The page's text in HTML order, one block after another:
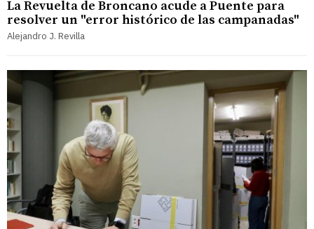
La Revuelta de Broncano acude a Puente para
resolver un "error histórico de las campanadas"
Alejandro J. Revilla